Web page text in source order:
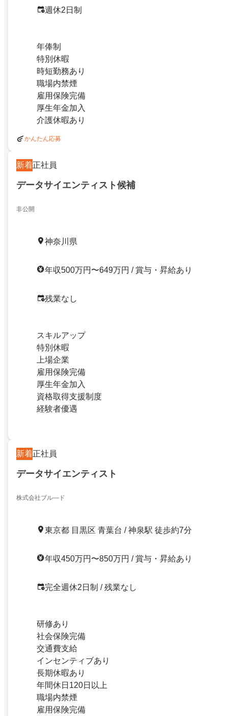
週休2日制
年俸制
特別休暇
時短勤務あり
職場内禁煙
雇用保険完備
厚生年金加入
介護休暇あり
かんたん応募
新着正社員
データサイエンティスト候補
非公開
神奈川県
年収500万円〜649万円 / 賞与・昇給あり
残業なし
スキルアップ
特別休暇
上場企業
雇用保険完備
厚生年金加入
資格取得支援制度
経験者優遇
新着正社員
データサイエンティスト
株式会社ブル―ド
東京都 目黒区 青葉台 / 神泉駅 徒歩約7分
年収450万円〜850万円 / 賞与・昇給あり
完全週休2日制 / 残業なし
研修あり
社会保険完備
交通費支給
インセンティブあり
長期休暇あり
年間休日120日以上
職場内禁煙
雇用保険完備